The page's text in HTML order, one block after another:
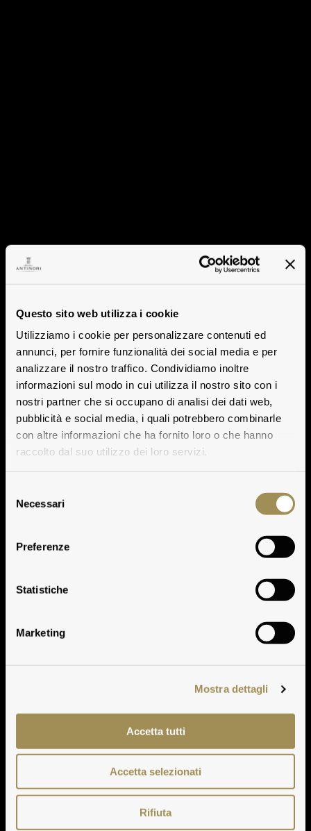
Questo sito web utilizza i cookie
Utilizziamo i cookie per personalizzare contenuti ed
annunci, per fornire funzionalità dei social media e per
analizzare il nostro traffico. Condividiamo inoltre
informazioni sul modo in cui utilizza il nostro sito con i
nostri partner che si occupano di analisi dei dati web,
pubblicità e social media, i quali potrebbero combinarle
con altre informazioni che ha fornito loro o che hanno
raccolto dal suo utilizzo dei loro servizi.
delNecessari
Preferenze
Statistiche
Marketing
Mostra dettagli
Accetta tutti
Accetta selezionati
Rifiuta
Tignanello 2013